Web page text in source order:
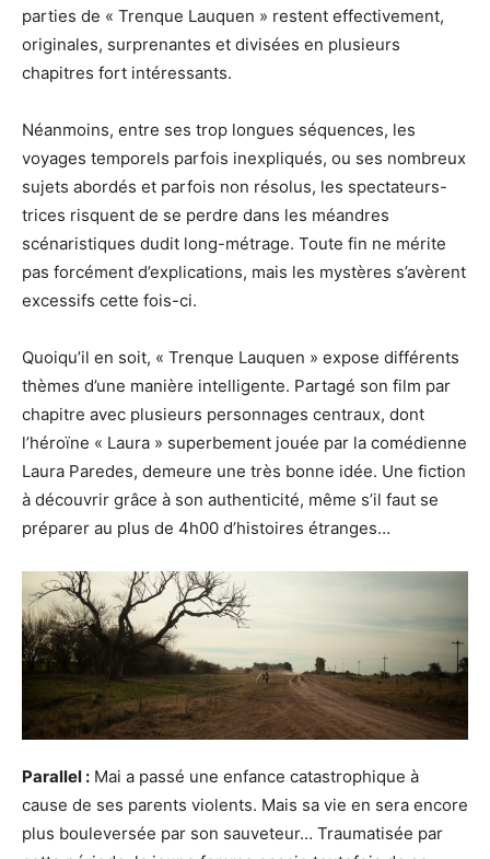
parties de « Trenque Lauquen » restent effectivement,
originales, surprenantes et divisées en plusieurs
chapitres fort intéressants.
Néanmoins, entre ses trop longues séquences, les
voyages temporels parfois inexpliqués, ou ses nombreux
sujets abordés et parfois non résolus, les spectateurs-
trices risquent de se perdre dans les méandres
scénaristiques dudit long-métrage. Toute fin ne mérite
pas forcément d’explications, mais les mystères s’avèrent
excessifs cette fois-ci.
Quoiqu’il en soit, « Trenque Lauquen » expose différents
thèmes d’une manière intelligente. Partagé son film par
chapitre avec plusieurs personnages centraux, dont
l’héroïne « Laura » superbement jouée par la comédienne
Laura Paredes, demeure une très bonne idée. Une fiction
à découvrir grâce à son authenticité, même s’il faut se
préparer au plus de 4h00 d’histoires étranges…
Parallel : Mai a passé une enfance catastrophique à
cause de ses parents violents. Mais sa vie en sera encore
plus bouleversée par son sauveteur… Traumatisée par